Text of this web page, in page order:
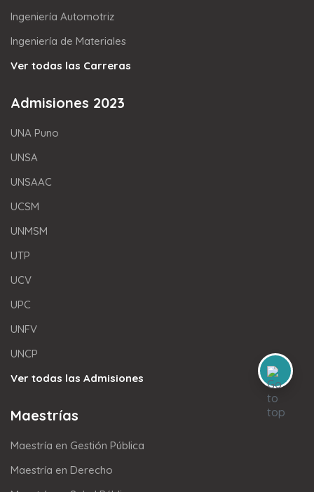
Ingeniería Automotriz
Ingeniería de Materiales
Ver todas las Carreras
Admisiones 2023
UNA Puno
UNSA
UNSAAC
UCSM
UNMSM
UTP
UCV
UPC
UNFV
UNCP
Ver todas las Admisiones
Maestrías
Maestría en Gestión Pública
Maestría en Derecho